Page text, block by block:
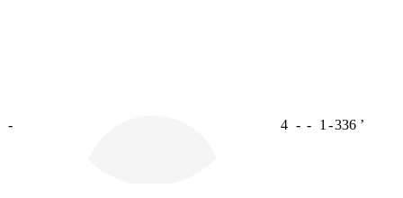
- 4 - - 1 -336 ʼ